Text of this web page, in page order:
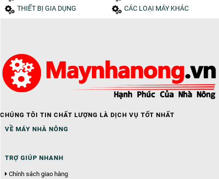
THIẾT BỊ GIA DỤNG
CÁC LOẠI MÁY KHÁC
CHÚNG TÔI TIN CHẤT LƯỢNG LÀ DỊCH VỤ TỐT NHẤT
VỀ MÁY NHÀ NÔNG
TRỢ GIÚP NHANH
Chính sách giao hàng